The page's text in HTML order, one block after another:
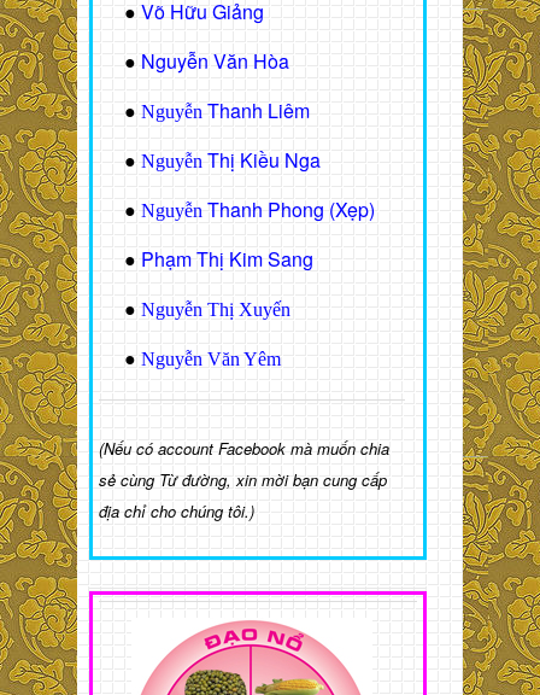
● Võ Hữu Giảng
● Nguyễn Văn Hòa
● Nguyễn Thanh Liêm
● Nguyễn Thị Kiều Nga
● Nguyễn Thanh Phong (Xẹp)
● Phạm Thị Kim Sang
● Nguyễn Thị Xuyến
● Nguyễn Văn Yêm
(Nếu có account Facebook mà muốn chia
sẻ cùng Từ đường, xin mời bạn cung cấp
địa chỉ cho chúng tôi.)